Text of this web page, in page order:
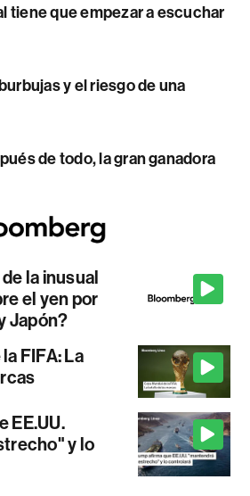
tiene que empezar a escuchar
y el riesgo de una
de todo, la gran ganadora
la inusual
el yen por
Japón?
FIFA: La
EE.UU.
y lo